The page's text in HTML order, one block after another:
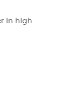
in high